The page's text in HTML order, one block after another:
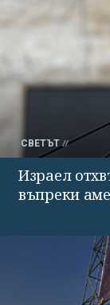
СВЕТЪТ
Израел
въпреки